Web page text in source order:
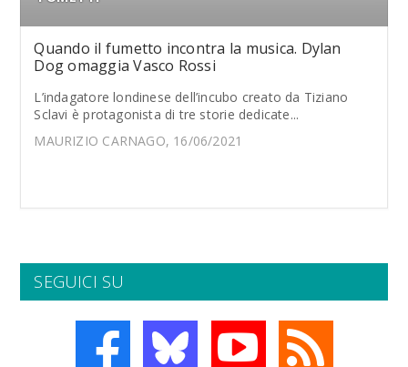
Quando il fumetto incontra la musica. Dylan
Dog omaggia Vasco Rossi
L’indagatore londinese dell’incubo creato da Tiziano
Sclavi è protagonista di tre storie dedicate...
MAURIZIO CARNAGO, 16/06/2021
SEGUICI SU